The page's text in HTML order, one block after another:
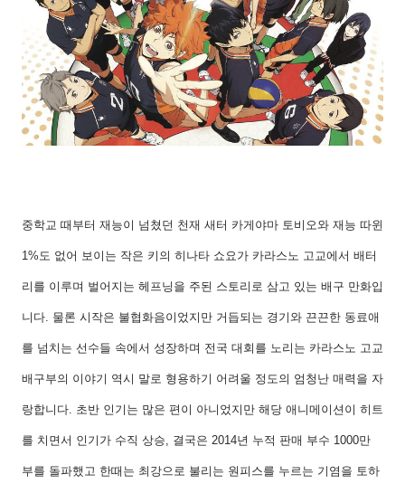
중학교 때부터 재능이 넘쳤던 천재 새터 카게야마 토비오와 재능 따윈
1%도 없어 보이는 작은 키의 히나타 쇼요가 카라스노 고교에서 배터
리를 이루며 벌어지는 헤프닝을 주된 스토리로 삼고 있는 배구 만화입
니다. 물론 시작은 불협화음이었지만 거듭되는 경기와 끈끈한 동료애
를 넘치는 선수들 속에서 성장하며 전국 대회를 노리는 카라스노 고교
배구부의 이야기 역시 말로 형용하기 어려울 정도의 엄청난 매력을 자
랑합니다. 초반 인기는 많은 편이 아니었지만 해당 애니메이션이 히트
를 치면서 인기가 수직 상승, 결국은 2014년 누적 판매 부수 1000만
부를 돌파했고 한때는 최강으로 불리는 원피스를 누르는 기염을 토하